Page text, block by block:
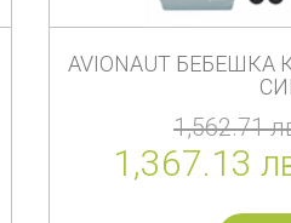
AVIONAUT БЕБЕШКА
1,562.71
1,367.13